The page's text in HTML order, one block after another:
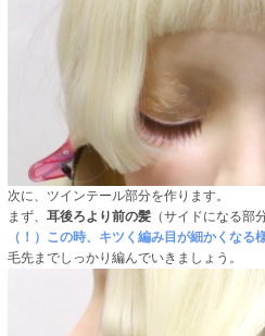
次に、ツインテール部分を作ります。
まず、耳後ろより前の髪 （サイドになる部
（！）この時、キツく編み目が細かくなる
毛先までしっかり編んでいきましょう。